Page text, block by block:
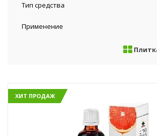
Тип средства
Применение
ХИТ ПРОДАЖ